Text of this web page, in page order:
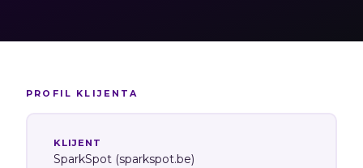
PROFIL KLIJENTA
KLIJENT
SparkSpot (sparkspot.be)